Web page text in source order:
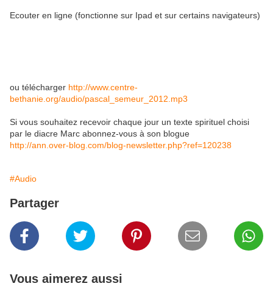
Ecouter en ligne (fonctionne sur Ipad et sur certains navigateurs)
ou télécharger http://www.centre-
bethanie.org/audio/pascal_semeur_2012.mp3
Si vous souhaitez recevoir chaque jour un texte spirituel choisi
par le diacre Marc abonnez-vous à son blogue
http://ann.over-blog.com/blog-newsletter.php?ref=120238
#Audio
Partager
Vous aimerez aussi